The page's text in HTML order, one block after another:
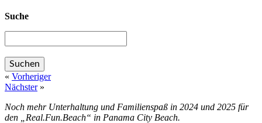
Suche
« Vorheriger
Nächster»
Noch mehr Unterhaltung und Familienspaß in 2024 und 2025 für
den „Real.Fun.Beach“ in Panama City Beach.